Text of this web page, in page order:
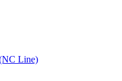
Line)